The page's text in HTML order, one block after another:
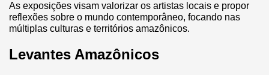
As exposições visam valorizar os artistas locais e propor
reflexões sobre o mundo contemporâneo, focando nas
múltiplas culturas e territórios amazônicos.
Levantes Amazônicos